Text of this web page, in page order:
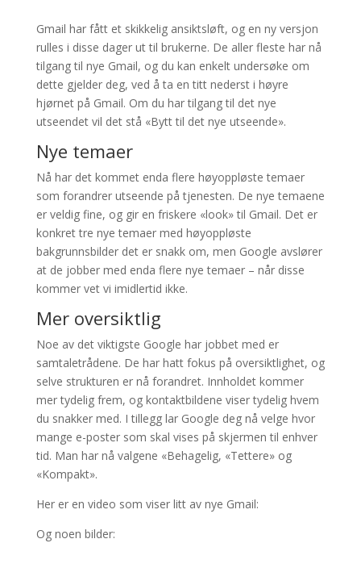
Gmail har fått et skikkelig ansiktsløft, og en ny versjon
rulles i disse dager ut til brukerne. De aller fleste har nå
tilgang til nye Gmail, og du kan enkelt undersøke om
dette gjelder deg, ved å ta en titt nederst i høyre
hjørnet på Gmail. Om du har tilgang til det nye
utseendet vil det stå «Bytt til det nye utseende».
Nye temaer
Nå har det kommet enda flere høyoppløste temaer
som forandrer utseende på tjenesten. De nye temaene
er veldig fine, og gir en friskere «look» til Gmail. Det er
konkret tre nye temaer med høyoppløste
bakgrunnsbilder det er snakk om, men Google avslører
at de jobber med enda flere nye temaer – når disse
kommer vet vi imidlertid ikke.
Mer oversiktlig
Noe av det viktigste Google har jobbet med er
samtaletrådene. De har hatt fokus på oversiktlighet, og
selve strukturen er nå forandret. Innholdet kommer
mer tydelig frem, og kontaktbildene viser tydelig hvem
du snakker med. I tillegg lar Google deg nå velge hvor
mange e-poster som skal vises på skjermen til enhver
tid. Man har nå valgene «Behagelig, «Tettere» og
«Kompakt».
Her er en video som viser litt av nye Gmail:
Og noen bilder: